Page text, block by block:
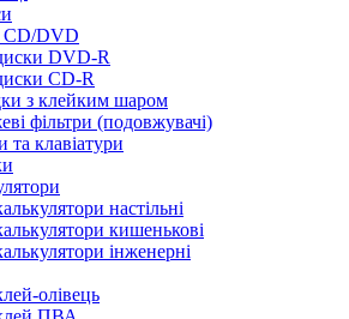
CD/DVD
DVD-R
CD-R
з клейким шаром
фільтри (подовжувачі)
клавіатури
настільні
кишенькові
інженерні
олівець